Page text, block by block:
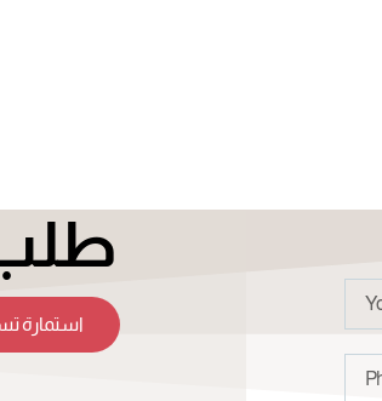
استمارة